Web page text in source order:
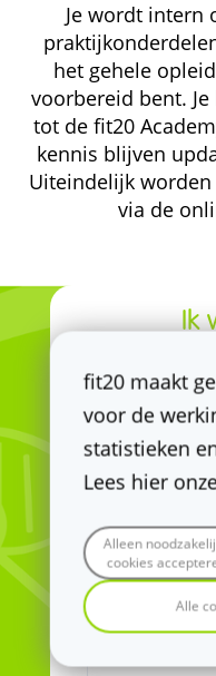
fit20 maakt
voor de
statistieken
Lees hier
Alleen
cookies
Alle
Je wordt intern
het gehele
voorbereid bent.
tot de fit20
kennis blijven
Uiteindelijk
via de
Ik